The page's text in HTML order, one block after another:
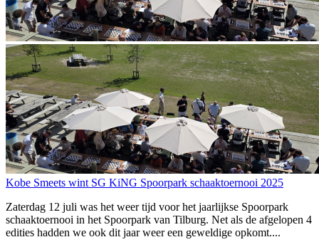
Kobe Smeets wint SG KiNG Spoorpark schaaktoernooi 2025
Zaterdag 12 juli was het weer tijd voor het jaarlijkse Spoorpark
schaaktoernooi in het Spoorpark van Tilburg. Net als de afgelopen 4
edities hadden we ook dit jaar weer een geweldige opkomt....